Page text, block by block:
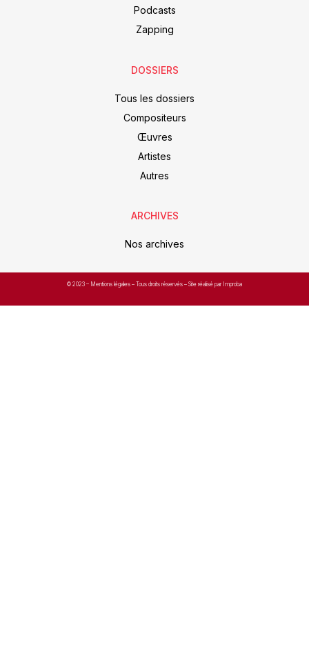
Podcasts
Zapping
DOSSIERS
Tous les dossiers
Compositeurs
Œuvres
Artistes
Autres
ARCHIVES
Nos archives
© 2023 – Mentions légales – Tous droits réservés – Site réalisé par Improba